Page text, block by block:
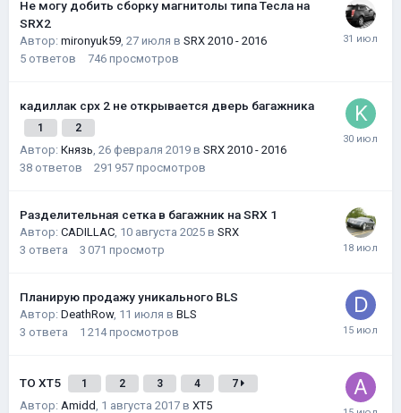
Не могу добить сборку магнитолы типа Тесла на
SRX2
Автор: mironyuk59, 27 июля в SRX 2010 - 2016
5 ответов 746 просмотров
кадиллак срх 2 не открывается дверь багажника
1 2
Автор: Князь, 26 февраля 2019 в SRX 2010 - 2016
38 ответов 291 957 просмотров
Разделительная сетка в багажник на SRX 1
Автор: CADILLAC, 10 августа 2025 в SRX
3 ответа 3 071 просмотр
Планирую продажу уникального BLS
Автор: DeathRow, 11 июля в BLS
3 ответа 1 214 просмотров
ТО XT5 1 2 3 4 7
Автор: Amidd, 1 августа 2017 в XT5